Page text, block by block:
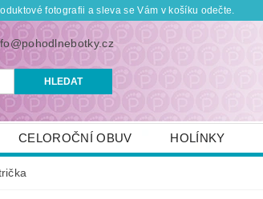
fotografii a sleva se Vám v košíku odečte.
CELOROČNÍ OBUV HOLÍNKY